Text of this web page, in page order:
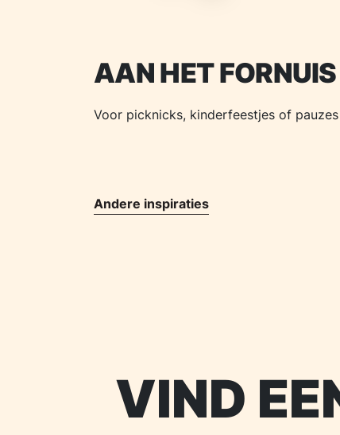
AAN HET FORNUIS
Voor picknicks, kinderfeestjes of
Andere inspiraties
VIND